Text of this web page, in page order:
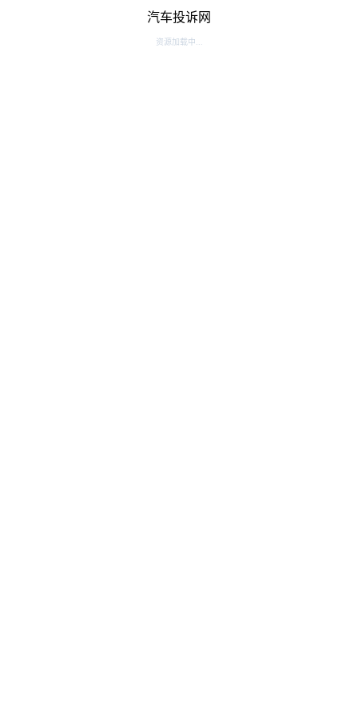
汽车投诉网
资源加载中...